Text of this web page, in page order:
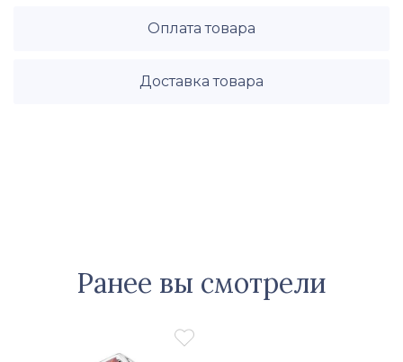
Оплата товара
Доставка товара
Ранее вы смотрели
